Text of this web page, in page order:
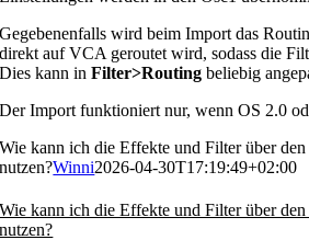
Gegebenenfalls wird beim Import das
direkt auf VCA geroutet wird, sodass die
Dies kann inFilter>Routing beliebig
Der Import funktioniert nur, wenn OS 2.0
Wie kann ich die Effekte und Filter über
nutzen?Winni2026-04-30T17:19:49+02:00
Wie kann ich die Effekte und Filter über
nutzen?